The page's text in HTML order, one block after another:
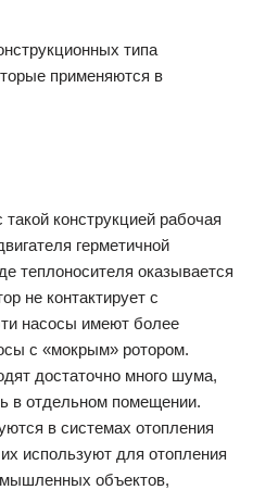
типа
применяются в
конструкцией рабочая
герметичной
теплоносителя оказывается
не контактирует с
насосы имеют более
с «мокрым» ротором.
достаточно много шума,
в отдельном помещении.
в системах отопления
используют для отопления
объектов,